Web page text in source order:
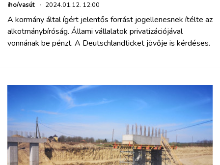
iho/vasút · 2024.01.12. 12:00
A kormány által ígért jelentős forrást jogellenesnek ítélte az
alkotmánybíróság. Állami vállalatok privatizációjával
vonnának be pénzt. A Deutschlandticket jövője is kérdéses.